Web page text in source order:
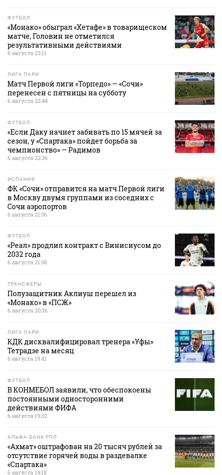
ФУТБОЛ
«Монако» обыграл «Хетафе» в товарищеском
матче, Головин не отметился
результативными действиями
6 августа 23:11
ЛИГА ПАРИ
Матч Первой лиги «Торпедо» — «Сочи»
перенесен с пятницы на субботу
6 августа 22:44
ФУТБОЛ
«Если Даку начнет забивать по 15 мячей за
сезон, у «Спартака» пойдет борьба за
чемпионство» — Радимов
6 августа 22:36
ИСПАНИЯ
ФК «Сочи» отправится на матч Первой лиги
в Москву двумя группами из соседних с
Сочи аэропортов
6 августа 21:06
ФУТБОЛ
«Реал» продлил контракт с Винисиусом до
2032 года
6 августа 21:06
ТРАНСФЕРЫ
Полузащитник Аклиуш перешел из
«Монако» в «ПСЖ»
6 августа 20:36
ЛИГА ПАРИ
КДК дисквалифицировал тренера «Уфы»
Тетрадзе на месяц
6 августа 19:41
ФУТБОЛ
В КОНМЕБОЛ заявили, что обеспокоены
постоянными односторонними
действиями ФИФА
6 августа 19:32
АЛЬФА-БАНК РПЛ
«Ахмат» оштрафован на 20 тысяч рублей за
отсутствие горячей воды в раздевалке
«Спартака»
6 августа 19:18